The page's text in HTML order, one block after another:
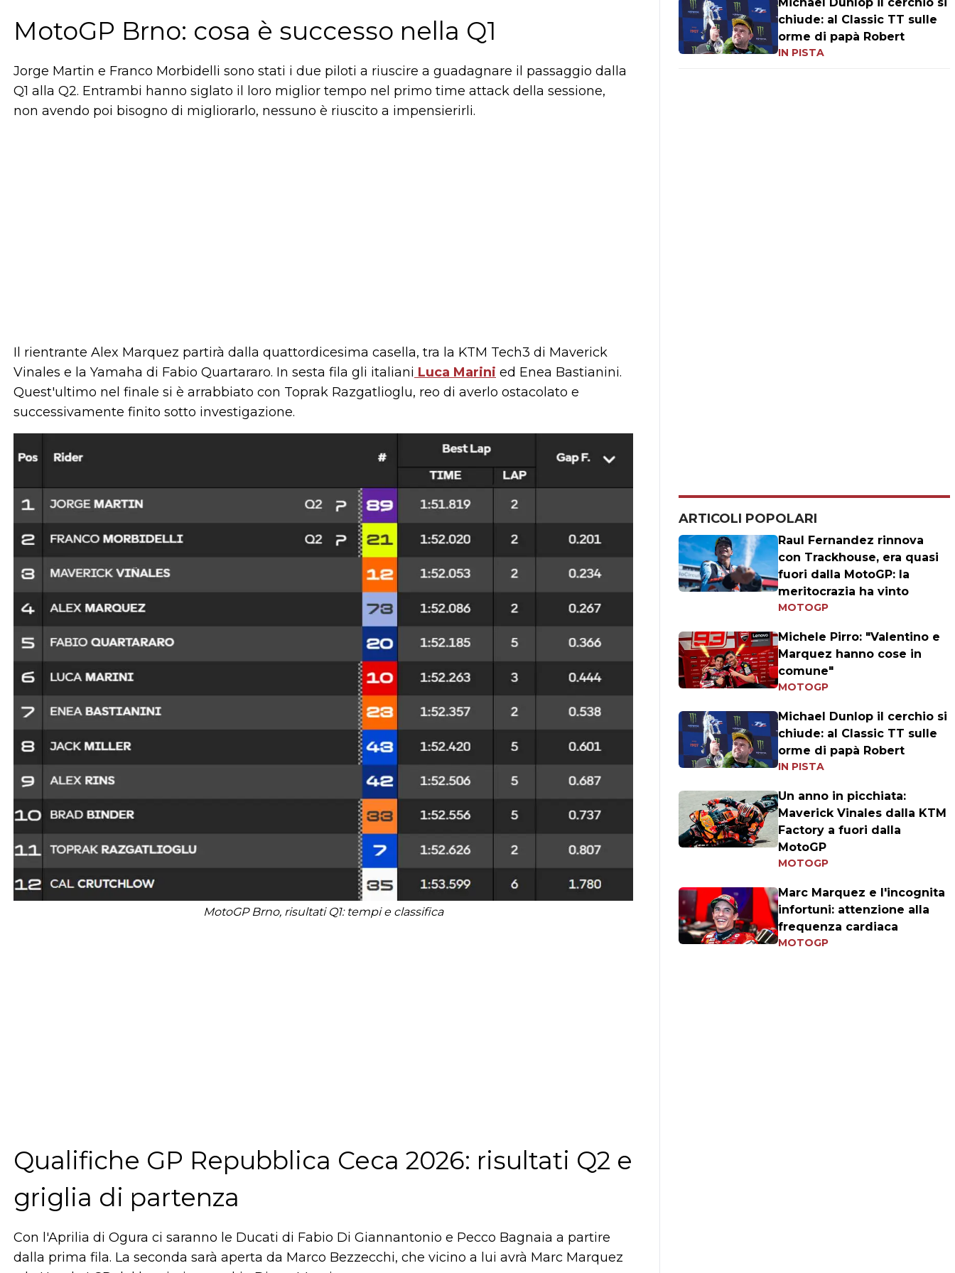
MotoGP Brno: cosa è successo nella Q1
Jorge Martin e Franco Morbidelli sono stati i due piloti a riuscire a guadagnare il passaggio dalla
Q1 alla Q2. Entrambi hanno siglato il loro miglior tempo nel primo time attack della sessione,
non avendo poi bisogno di migliorarlo, nessuno è riuscito a impensierirli.
Il rientrante Alex Marquez partirà dalla quattordicesima casella, tra la KTM Tech3 di Maverick
Vinales e la Yamaha di Fabio Quartararo. In sesta fila gli italiani Luca Marini ed Enea Bastianini.
Quest'ultimo nel finale si è arrabbiato con Toprak Razgatlioglu, reo di averlo ostacolato e
successivamente finito sotto investigazione.
MotoGP Brno, risultati Q1: tempi e classifica
Qualifiche GP Repubblica Ceca 2026: risultati Q2 e
griglia di partenza
Con l'Aprilia di Ogura ci saranno le Ducati di Fabio Di Giannantonio e Pecco Bagnaia a partire
dalla prima fila. La seconda sarà aperta da Marco Bezzecchi, che vicino a lui avrà Marc Marquez
chiude: al Classic TT sulle
orme di papà Robert
IN PISTA
ARTICOLI POPOLARI
Raul Fernandez rinnova
con Trackhouse, era quasi
fuori dalla MotoGP: la
meritocrazia ha vinto
MOTOGP
Michele Pirro: "Valentino e
Marquez hanno cose in
comune"
MOTOGP
Michael Dunlop il cerchio si
chiude: al Classic TT sulle
orme di papà Robert
IN PISTA
Un anno in picchiata:
Maverick Vinales dalla KTM
Factory a fuori dalla
MotoGP
MOTOGP
Marc Marquez e l'incognita
infortuni: attenzione alla
frequenza cardiaca
MOTOGP